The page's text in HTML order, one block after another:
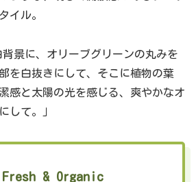
イル。
背景に、オリーブグリーンの丸みを
を白抜きにして、そこに植物の葉
感と太陽の光を感じる、爽やかなオ
して。」
Fresh & Organic